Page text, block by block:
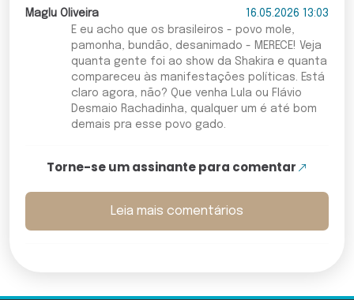
Maglu Oliveira
16.05.2026 13:03
E eu acho que os brasileiros - povo mole,
pamonha, bundão, desanimado - MERECE! Veja
quanta gente foi ao show da Shakira e quanta
compareceu às manifestações políticas. Está
claro agora, não? Que venha Lula ou Flávio
Desmaio Rachadinha, qualquer um é até bom
demais pra esse povo gado.
Torne-se um assinante para comentar
Leia mais comentários